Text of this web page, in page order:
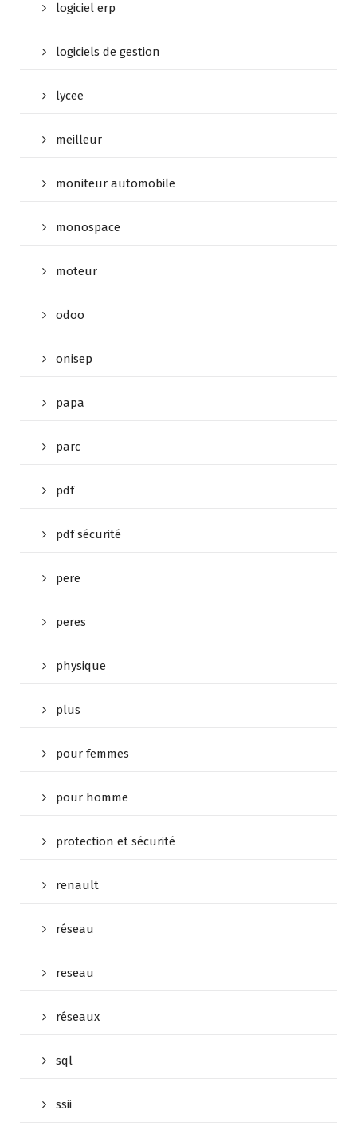
logiciel erp
logiciels de gestion
lycee
meilleur
moniteur automobile
monospace
moteur
odoo
onisep
papa
parc
pdf
pdf sécurité
pere
peres
physique
plus
pour femmes
pour homme
protection et sécurité
renault
réseau
reseau
réseaux
sql
ssii